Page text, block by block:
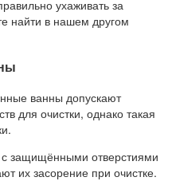
ухаживать за
найти в нашем другом
ванны допускают
для очистки, однако такая
защищёнными отверстиями
их засорение при очистке.